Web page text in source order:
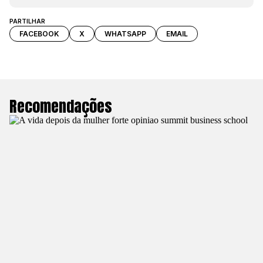
PARTILHAR
FACEBOOK X WHATSAPP EMAIL
Recomendações